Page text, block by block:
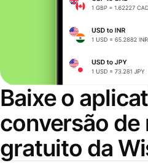
Baixe o
conversão de
gratuito da